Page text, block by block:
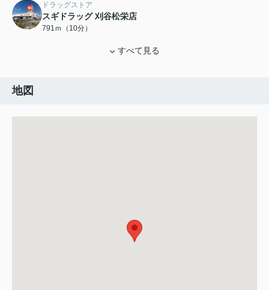
ドラッグストア
スギドラッグ 刈谷松栄店
791ｍ（10分）
すべて見る
地図